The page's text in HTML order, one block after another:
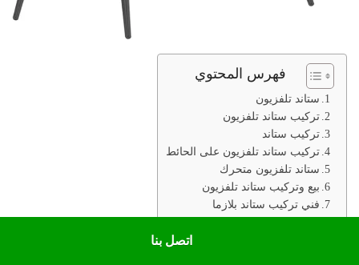
فهرس المحتوي
ستاند تلفزيون
تركيب ستاند تلفزيون
تركيب ستاند
تركيب ستاند تلفزيون على الحائط
ستاند تلفزيون متحرك
بيع وتركيب ستاند تلفزيون
فني تركيب ستاند بلازما
اتصل بنا